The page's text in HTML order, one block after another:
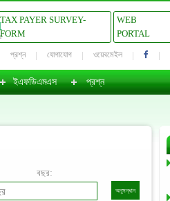
TAX PAYER SURVEY-
FORM
WEB
PORTAL
প্রশ্ন যোগাযোগ ওয়েবমেইল
ইএফডিএমএস প্রশ্ন
বছর: